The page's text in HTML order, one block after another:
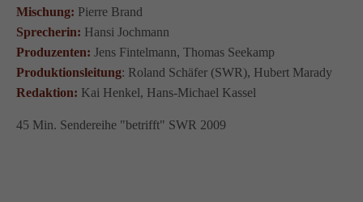
Mischung: Pierre Brand
Sprecherin: Hansi Jochmann
Produzenten: Jens Fintelmann, Thomas Seekamp
Produktionsleitung: Roland Schäfer (SWR), Hubert Marady
Redaktion: Kai Henkel, Hans-Michael Kassel
45 Min. Sendereihe "betrifft" SWR 2009